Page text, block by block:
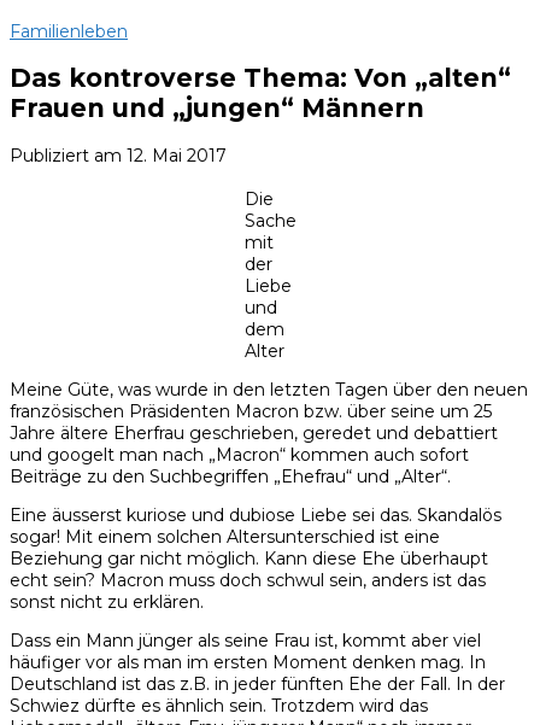
Familienleben
Das kontroverse Thema: Von „alten“
Frauen und „jungen“ Männern
Publiziert am 12. Mai 2017
Die
Sache
mit
der
Liebe
und
dem
Alter
Meine Güte, was wurde in den letzten Tagen über den neuen
französischen Präsidenten Macron bzw. über seine um 25
Jahre ältere Eherfrau geschrieben, geredet und debattiert
und googelt man nach „Macron“ kommen auch sofort
Beiträge zu den Suchbegriffen „Ehefrau“ und „Alter“.
Eine äusserst kuriose und dubiose Liebe sei das. Skandalös
sogar! Mit einem solchen Altersunterschied ist eine
Beziehung gar nicht möglich. Kann diese Ehe überhaupt
echt sein? Macron muss doch schwul sein, anders ist das
sonst nicht zu erklären.
Dass ein Mann jünger als seine Frau ist, kommt aber viel
häufiger vor als man im ersten Moment denken mag. In
Deutschland ist das z.B. in jeder fünften Ehe der Fall. In der
Schwiez dürfte es ähnlich sein. Trotzdem wird das